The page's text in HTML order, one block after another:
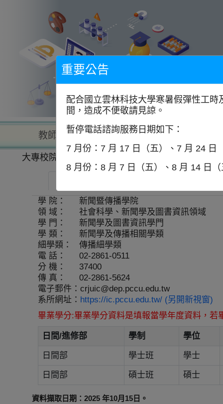
教師查詢 學校查詢
大專校院一覽表
學 院：
新聞暨傳播學院
領 域：
社會科學、新聞學及圖書資訊領域
學 門：
新聞學及圖書資訊學門
學 類：
新聞學及傳播相關學類
細學類：
傳播細學類
電 話：
02-2861-0511
分 機：
37400
傳 真：
02-2861-5624
電子郵件： crjuic@dep.pccu.edu.tw
系所網址： https://ic.pccu.edu.tw/ (另開新視窗)
畢業學分:畢業學分資料是填報當學年度資料，
日間/進修部 學制 學位
日間部 學士班 學士
日間部 碩士班 碩士
資料擷取日期：2025 年10月15日。
重要公告
配合國立雲林科技大學寒暑假彈性工
間，造成不便敬請見諒。
暫停電話諮詢服務日期如下：
7 月份：7 月 17 日（五）、7 月 24 日
8 月份：8 月 7 日（五）、8 月 14 日（